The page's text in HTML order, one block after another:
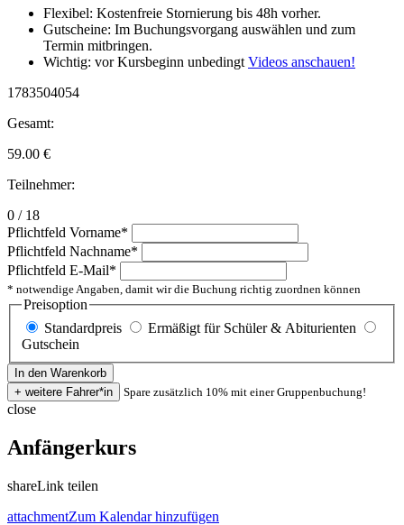
Flexibel: Kostenfreie Stornierung bis 48h vorher.
Gutscheine: Im Buchungsvorgang auswählen und zum
Termin mitbringen.
Wichtig: vor Kursbeginn unbedingt Videos anschauen!
1783504054
Gesamt:
59.00 €
Teilnehmer:
0 / 18
Pflichtfeld Vorname*
Pflichtfeld Nachname*
Pflichtfeld E-Mail*
* notwendige Angaben, damit wir die Buchung richtig zuordnen können
Preisoption
Standardpreis
Ermäßigt für Schüler & Abiturienten
Gutschein
Spare zusätzlich 10% mit einer Gruppenbuchung!
close
Anfängerkurs
shareLink teilen
attachmentZum Kalendar hinzufügen